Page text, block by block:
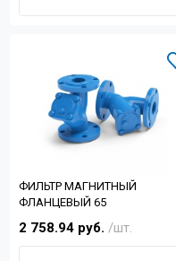
ФИЛЬТР МАГНИТНЫЙ
ФЛАНЦЕВЫЙ 65
2 758.94 руб. /шт.